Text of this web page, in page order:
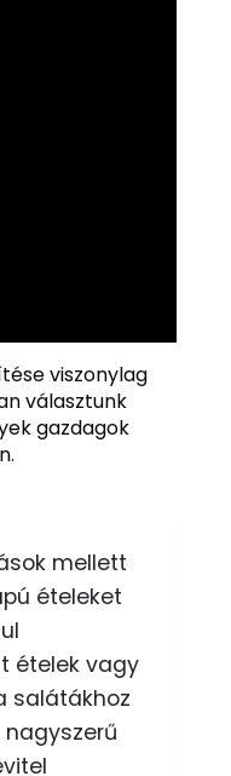
viszonylag
választunk
gazdagok
mellett
ételeket
ételek vagy
salátákhoz